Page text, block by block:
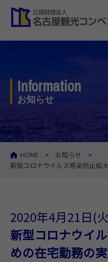
Information
お知らせ
HOME
お知らせ
新型コロナウイルス感染防止拡
2020年4月21日(
新型コロナウイ
めの在宅勤務の